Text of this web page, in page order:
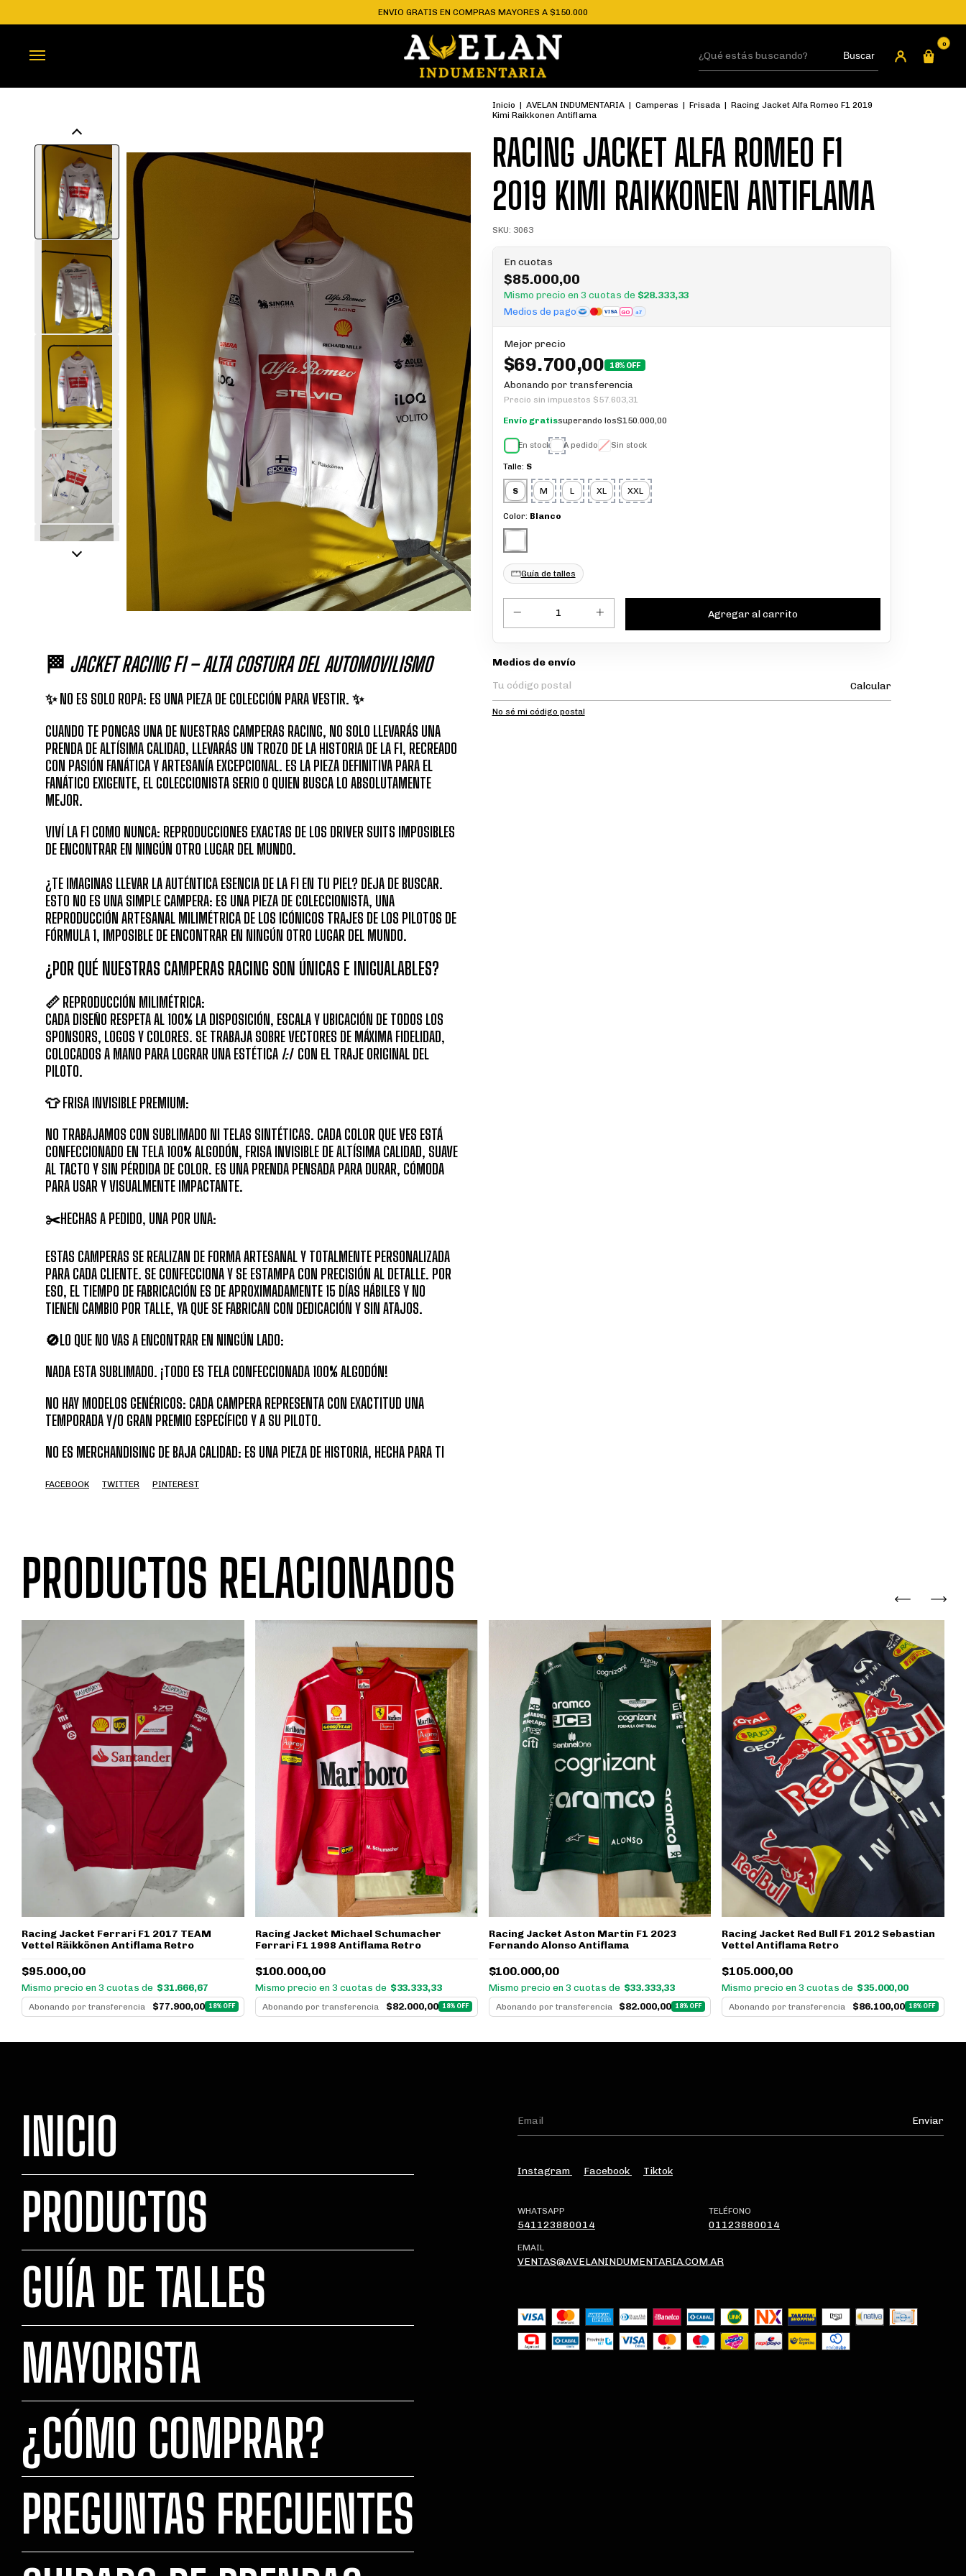
ENVIO GRATIS EN COMPRAS MAYORES A $150.000
Buscar LOGIN
0
🏁 JACKET RACING F1 – ALTA COSTURA DEL AUTOMOVILISMO
✨ NO ES SOLO ROPA: ES UNA PIEZA DE COLECCIÓN PARA VESTIR. ✨
CUANDO TE PONGAS UNA DE NUESTRAS CAMPERAS RACING, NO SOLO LLEVARÁS UNA
PRENDA DE ALTÍSIMA CALIDAD, LLEVARÁS UN TROZO DE LA HISTORIA DE LA F1, RECREADO
CON PASIÓN FANÁTICA Y ARTESANÍA EXCEPCIONAL. ES LA PIEZA DEFINITIVA PARA EL
FANÁTICO EXIGENTE, EL COLECCIONISTA SERIO O QUIEN BUSCA LO ABSOLUTAMENTE
MEJOR.
VIVÍ LA F1 COMO NUNCA: REPRODUCCIONES EXACTAS DE LOS DRIVER SUITS IMPOSIBLES
DE ENCONTRAR EN NINGÚN OTRO LUGAR DEL MUNDO.
¿TE IMAGINAS LLEVAR LA AUTÉNTICA ESENCIA DE LA F1 EN TU PIEL? DEJA DE BUSCAR.
ESTO NO ES UNA SIMPLE CAMPERA: ES UNA PIEZA DE COLECCIONISTA, UNA
REPRODUCCIÓN ARTESANAL MILIMÉTRICA DE LOS ICÓNICOS TRAJES DE LOS PILOTOS DE
FÓRMULA 1, IMPOSIBLE DE ENCONTRAR EN NINGÚN OTRO LUGAR DEL MUNDO.
¿POR QUÉ NUESTRAS CAMPERAS RACING SON ÚNICAS E INIGUALABLES?
📏 REPRODUCCIÓN MILIMÉTRICA:
CADA DISEÑO RESPETA AL 100% LA DISPOSICIÓN, ESCALA Y UBICACIÓN DE TODOS LOS
SPONSORS, LOGOS Y COLORES. SE TRABAJA SOBREVECTORES DE MÁXIMA FIDELIDAD,
COLOCADOS A MANO PARA LOGRAR UNA ESTÉTICA 1:1CON EL TRAJE ORIGINAL DEL
PILOTO.
👕 FRISA INVISIBLE PREMIUM:
NO TRABAJAMOS CON SUBLIMADO NI TELAS SINTÉTICAS. CADA COLOR QUE VES ESTÁ
CONFECCIONADO EN TELA 100% ALGODÓN, FRISA INVISIBLE DE ALTÍSIMA CALIDAD, SUAVE
AL TACTO Y SIN PÉRDIDA DE COLOR. ES UNA PRENDA PENSADA PARA DURAR, CÓMODA
PARA USAR Y VISUALMENTE IMPACTANTE.
✂️HECHAS A PEDIDO, UNA POR UNA:
ESTAS CAMPERAS SE REALIZAN DE FORMA ARTESANAL Y TOTALMENTE PERSONALIZADA
PARA CADA CLIENTE. SE CONFECCIONA Y SE ESTAMPA CON PRECISIÓN AL DETALLE. POR
ESO, EL TIEMPO DE FABRICACIÓN ES DE APROXIMADAMENTE 15 DÍAS HÁBILES Y NO
TIENEN CAMBIO POR TALLE, YA QUE SE FABRICAN CON DEDICACIÓN Y SIN ATAJOS.
🚫LO QUE NO VAS A ENCONTRAR EN NINGÚN LADO:
NADA ESTA SUBLIMADO. ¡TODO ES TELA CONFECCIONADA 100% ALGODÓN!
NO HAY MODELOS GENÉRICOS: CADA CAMPERA REPRESENTA CON EXACTITUD UNA
TEMPORADA Y/O GRAN PREMIO ESPECÍFICO Y A SU PILOTO.
NO ES MERCHANDISING DE BAJA CALIDAD: ES UNA PIEZA DE HISTORIA, HECHA PARA TI
FACEBOOK TWITTER PINTEREST
Inicio | AVELAN INDUMENTARIA | Camperas | Frisada | Racing Jacket Alfa Romeo F1 2019
Kimi Raikkonen Antiflama
RACING JACKET ALFA ROMEO F1
2019 KIMI RAIKKONEN ANTIFLAMA
SKU: 3063
En cuotas
$85.000,00
Mismo precio en 3 cuotas de $28.333,33
Medios de pago
VISA GO +7
Mejor precio
$69.700,00 18% OFF
Abonando por transferencia
Precio sin impuestos $57.603,31
Envío gratissuperando los$150.000,00
En stock A pedido Sin stock
Talle: S
S M L XL XXL
Color: Blanco
Guía de talles
Entregas para el CP:
Medios de envío
Calcular
No sé mi código postal
PRODUCTOS RELACIONADOS
Racing Jacket Ferrari F1 2017 TEAM
Vettel Räikkönen Antiflama Retro
$95.000,00
Mismo precio en 3 cuotas de $31.666,67
Abonando por transferencia $77.900,00 18% OFF
Racing Jacket Michael Schumacher
Ferrari F1 1998 Antiflama Retro
$100.000,00
Mismo precio en 3 cuotas de $33.333,33
Abonando por transferencia $82.000,00 18% OFF
Racing Jacket Aston Martin F1 2023
Fernando Alonso Antiflama
$100.000,00
Mismo precio en 3 cuotas de $33.333,33
Abonando por transferencia $82.000,00 18% OFF
Racing Jacket Red Bull F1 2012 Sebastian
Vettel Antiflama Retro
$105.000,00
Mismo precio en 3 cuotas de $35.000,00
Abonando por transferencia $86.100,00 18% OFF
INICIO
PRODUCTOS
GUÍA DE TALLES
MAYORISTA
¿CÓMO COMPRAR?
PREGUNTAS FRECUENTES
Instagram Facebook Tiktok
WHATSAPP
541123880014
TELÉFONO
01123880014
EMAIL
VENTAS@AVELANINDUMENTARIA.COM.AR